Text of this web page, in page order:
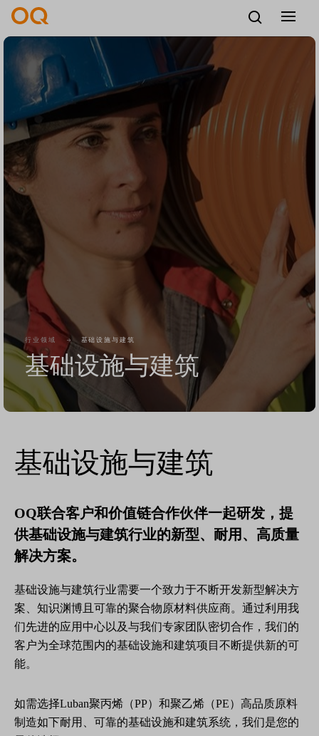
中文
行业领域 基础设施与建筑
基础设施与建筑
基础设施与建筑
OQ联合客户和价值链合作伙伴一起研发，提
供基础设施与建筑行业的新型、耐用、高质量
解决方案。
基础设施与建筑行业需要一个致力于不断开发新型解决方
案、知识渊博且可靠的聚合物原材料供应商。通过利用我
们先进的应用中心以及与我们专家团队密切合作，我们的
客户为全球范围内的基础设施和建筑项目不断提供新的可
能。
如需选择Luban聚丙烯（PP）和聚乙烯（PE）高品质原料
制造如下耐用、可靠的基础设施和建筑系统，我们是您的